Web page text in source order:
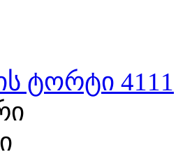
ტორტი 4111